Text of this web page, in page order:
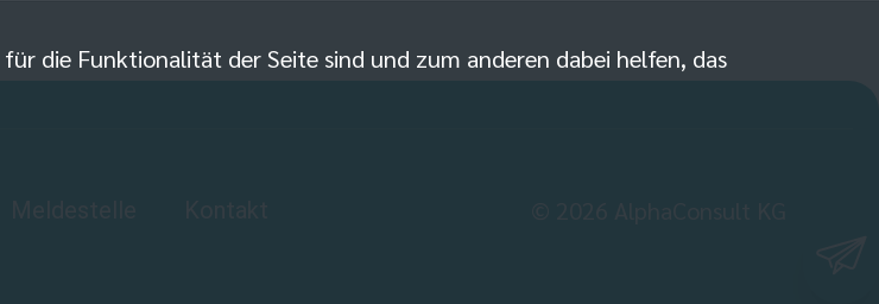
die Funktionalität der Seite sind und zum anderen dabei helfen, das